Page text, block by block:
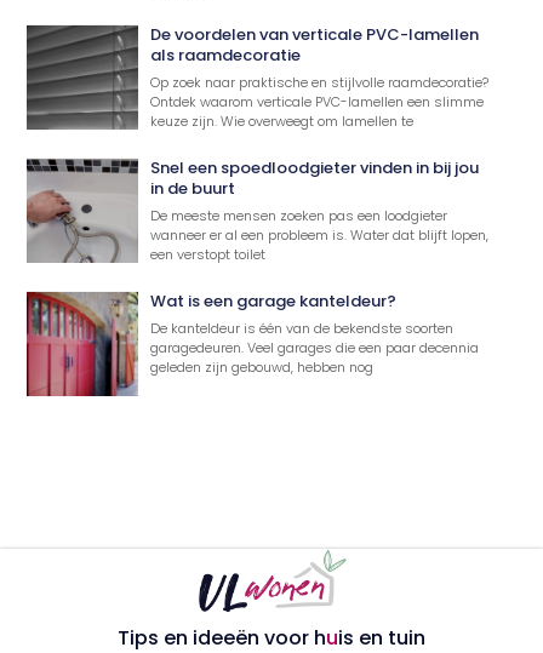
De voordelen van verticale PVC-lamellen
als raamdecoratie
Op zoek naar praktische en stijlvolle raamdecoratie?
Ontdek waarom verticale PVC-lamellen een slimme
keuze zijn. Wie overweegt om lamellen te
Snel een spoedloodgieter vinden in bij jou
in de buurt
De meeste mensen zoeken pas een loodgieter
wanneer er al een probleem is. Water dat blijft lopen,
een verstopt toilet
Wat is een garage kanteldeur?
De kanteldeur is één van de bekendste soorten
garagedeuren. Veel garages die een paar decennia
geleden zijn gebouwd, hebben nog
Tips en ideeën voor huis en tuin